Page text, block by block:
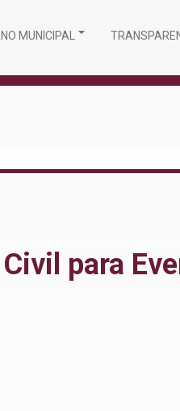
MUNICIPAL
para